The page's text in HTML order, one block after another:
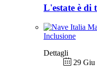
L'estate è di
Inclusione
Dettagli
29 Giu